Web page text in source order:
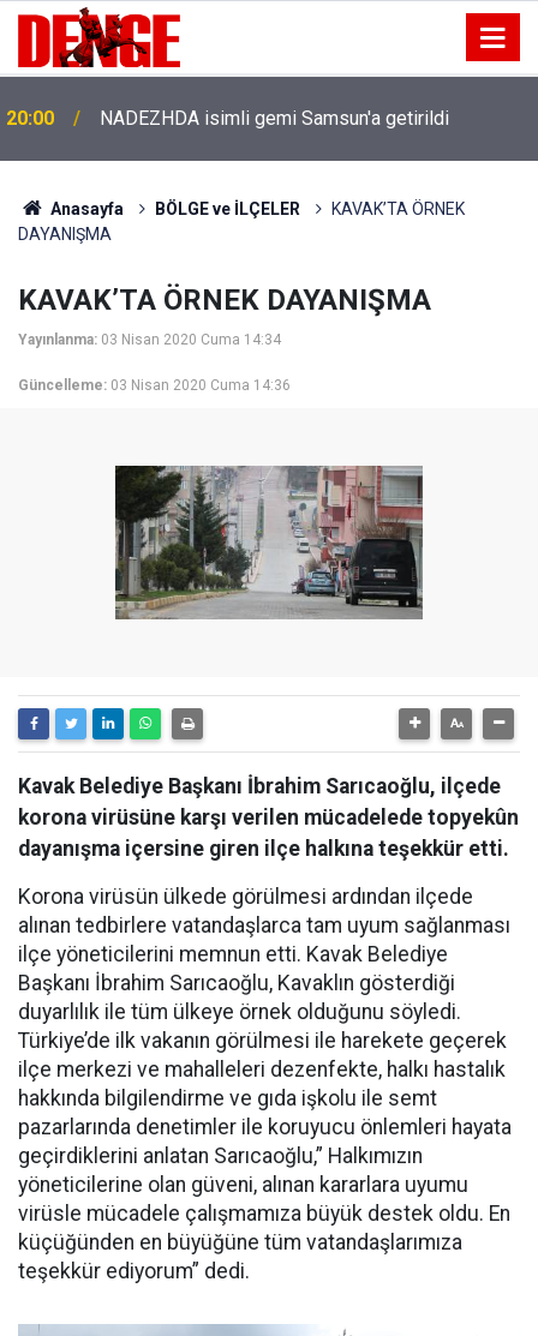
20:00 NADEZHDA isimli gemi Samsun'a getirildi
Anasayfa BÖLGE ve İLÇELER
KAVAK’TA ÖRNEK
DAYANIŞMA
KAVAK’TA ÖRNEK DAYANIŞMA
Yayınlanma: 03 Nisan 2020 Cuma 14:34
Güncelleme: 03 Nisan 2020 Cuma 14:36
Kavak Belediye Başkanı İbrahim Sarıcaoğlu, ilçede
korona virüsüne karşı verilen mücadelede topyekûn
dayanışma içersine giren ilçe halkına teşekkür etti.
Korona virüsün ülkede görülmesi ardından ilçede
alınan tedbirlere vatandaşlarca tam uyum sağlanması
ilçe yöneticilerini memnun etti. Kavak Belediye
Başkanı İbrahim Sarıcaoğlu, Kavaklın gösterdiği
duyarlılık ile tüm ülkeye örnek olduğunu söyledi.
Türkiye’de ilk vakanın görülmesi ile harekete geçerek
ilçe merkezi ve mahalleleri dezenfekte, halkı hastalık
hakkında bilgilendirme ve gıda işkolu ile semt
pazarlarında denetimler ile koruyucu önlemleri hayata
geçirdiklerini anlatan Sarıcaoğlu,” Halkımızın
yöneticilerine olan güveni, alınan kararlara uyumu
virüsle mücadele çalışmamıza büyük destek oldu. En
küçüğünden en büyüğüne tüm vatandaşlarımıza
teşekkür ediyorum” dedi.